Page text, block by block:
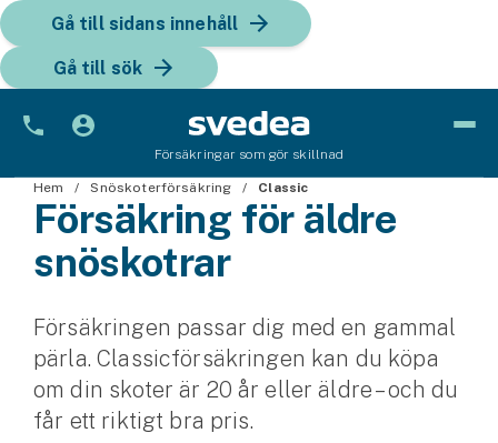
Gå till sidans innehåll
Gå till sök
Försäkringar som gör skillnad
Bil
Fordon
Snöskoterförsäkring
ATV-försäkring
Hem Snöskoterförsäkring Classic
Försäkring för äldre
snöskotrar
Försäkringen passar dig med en gammal
pärla. Classicförsäkringen kan du köpa
om din skoter är 20 år eller äldre – och du
får ett riktigt bra pris.